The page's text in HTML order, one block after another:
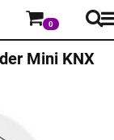
0
Mini KNX